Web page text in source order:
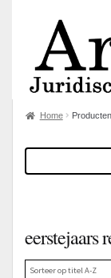
Home
eerstejaars